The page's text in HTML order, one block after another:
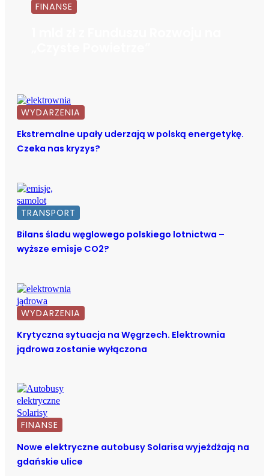
FINANSE
WYDARZENIA
Ekstremalne upały uderzają w polską energetykę.
Czeka nas kryzys?
TRANSPORT
Bilans śladu węglowego polskiego lotnictwa –
wyższe emisje CO2?
WYDARZENIA
Krytyczna sytuacja na Węgrzech. Elektrownia
jądrowa zostanie wyłączona
FINANSE
Nowe elektryczne autobusy Solarisa wyjeżdżają na
gdańskie ulice